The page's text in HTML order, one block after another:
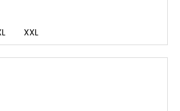
XXL